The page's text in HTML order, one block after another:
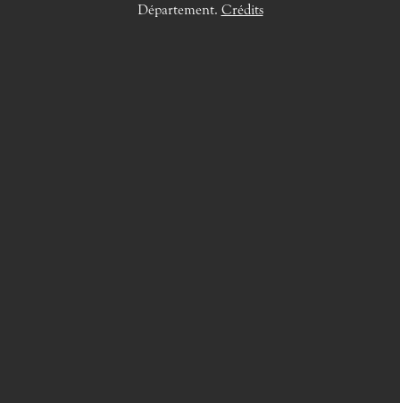
Département. Crédits